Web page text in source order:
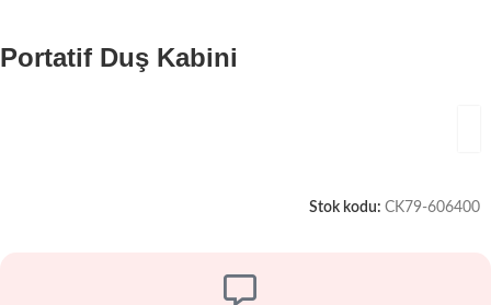
Portatif Duş Kabini
Stok kodu: CK79-606400